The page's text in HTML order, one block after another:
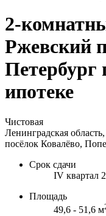
2-
Ржевский
Петербург
ипотеке
Чистовая
Ленинградская
посёлок Ковалёво,
Срок сдачи
IV квартал
Площадь
49,6 - 51,6 м